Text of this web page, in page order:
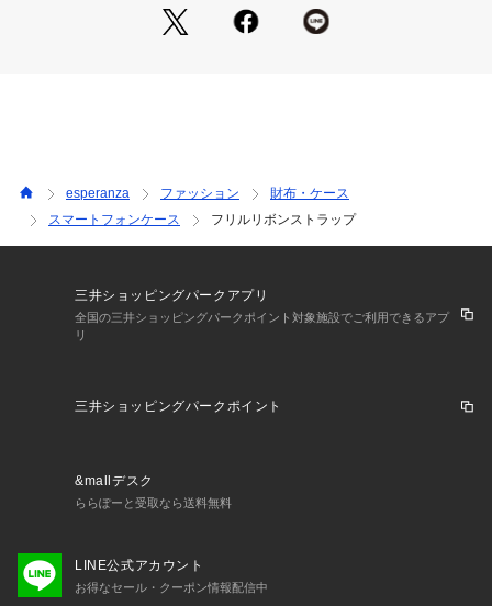
若干製品と画像のカラーが異なる場合もございます。
esperanza ファッション
財布・ケース
スマートフォンケース
フリルリボンストラップ
三井ショッピングパークアプリ
全国の三井ショッピングパークポイント対象施設でご利用できるアプ
リ
三井ショッピングパークポイント
&mallデスク
ららぽーと受取なら送料無料
LINE公式アカウント
お得なセール・クーポン情報配信中